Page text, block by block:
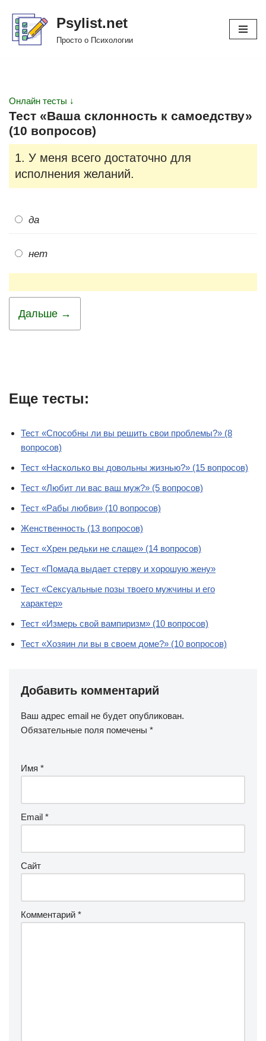
Перейти
Psylist.net
Просто о Психологии
Онлайн тесты ↓
Тест «Ваша склонность к самоедству»
(10 вопросов)
1. У меня всего достаточно для
исполнения желаний.
да
нет
Дальше →
Еще тесты:
Тест «Способны ли вы решить свои проблемы?» (8
вопросов)
Тест «Насколько вы довольны жизнью?» (15 вопросов)
Тест «Любит ли вас ваш муж?» (5 вопросов)
Тест «Рабы любви» (10 вопросов)
Женственность (13 вопросов)
Тест «Хрен редьки не слаще» (14 вопросов)
Тест «Помада выдает стерву и хорошую жену»
Тест «Сексуальные позы твоего мужчины и его
характер»
Тест «Измерь свой вампиризм» (10 вопросов)
Тест «Хозяин ли вы в своем доме?» (10 вопросов)
Добавить комментарий
Ваш адрес email не будет опубликован.
Обязательные поля помечены *
Имя *
Email *
Сайт
Комментарий *